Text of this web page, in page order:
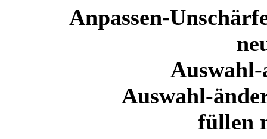
Anpassen-
Auswahl-
Auswahl-
füllen